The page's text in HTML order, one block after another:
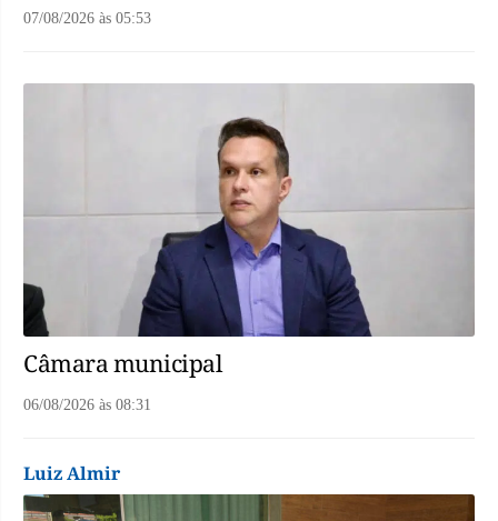
07/08/2026 às 05:53
Câmara municipal
06/08/2026 às 08:31
Luiz Almir